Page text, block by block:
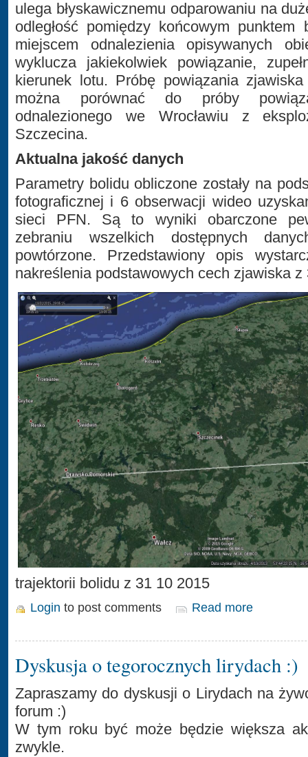
ulega błyskawicznemu odparowaniu na
odległość pomiędzy końcowym punktem
miejscem odnalezienia opisywanych
wyklucza jakiekolwiek powiązanie,
kierunek lotu. Próbę powiązania
można porównać do próby
odnalezionego we Wrocławiu z
Szczecina.
Aktualna jakość danych
Parametry bolidu obliczone zostały na
fotograficznej i 6 obserwacji wideo
sieci PFN. Są to wyniki obarczone
zebraniu wszelkich dostępnych
powtórzone. Przedstawiony opis
nakreślenia podstawowych cech zjawiska z
trajektorii bolidu z 31 10 2015
Login to post comments Read more
Dyskusja o tegorocznych lirydach :)
Zapraszamy do dyskusji o Lirydach na
forum :)
W tym roku być może będzie większa
zwykle.